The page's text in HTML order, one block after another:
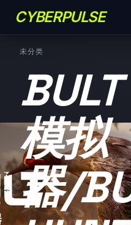
CYBERPULSE
未分类
模拟
器/